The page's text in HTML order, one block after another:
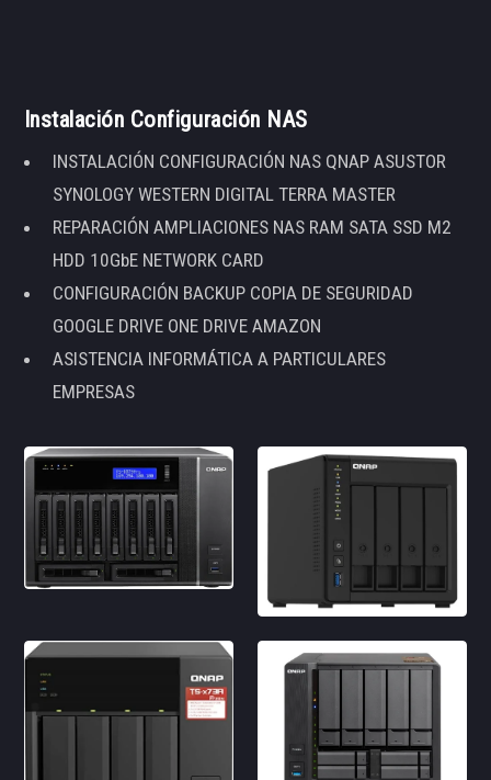
Instalación Configuración NAS
INSTALACIÓN CONFIGURACIÓN NAS QNAP ASUSTOR
SYNOLOGY WESTERN DIGITAL TERRA MASTER
REPARACIÓN AMPLIACIONES NAS RAM SATA SSD M2
HDD 10GbE NETWORK CARD
CONFIGURACIÓN BACKUP COPIA DE SEGURIDAD
GOOGLE DRIVE ONE DRIVE AMAZON
ASISTENCIA INFORMÁTICA A PARTICULARES
EMPRESAS